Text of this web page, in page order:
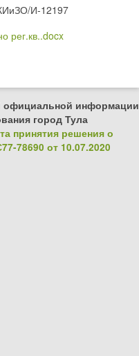
И-12197
рег.кв..docx
официальной информации
город Тула
принятия решения о
78690 от 10.07.2020